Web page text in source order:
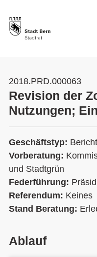
2018.PRD.000063
Revision der
Nutzungen;
Geschäftstyp: Bericht
Vorberatung:
und Stadtgrün
Federführung:
Referendum: Keines
Stand Beratung:
Ablauf